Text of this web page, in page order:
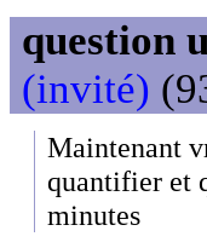
question
(invité)
Maintenant
quantifier et
minutes